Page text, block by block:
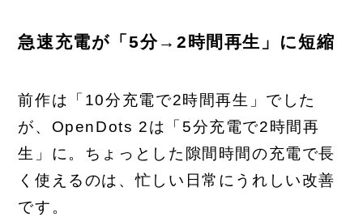
急速充電が「5分→2時間再生」に短縮
前作は「10分充電で2時間再生」でした
が、OpenDots 2は「5分充電で2時間再
生」に。ちょっとした隙間時間の充電で長
く使えるのは、忙しい日常にうれしい改善
です。